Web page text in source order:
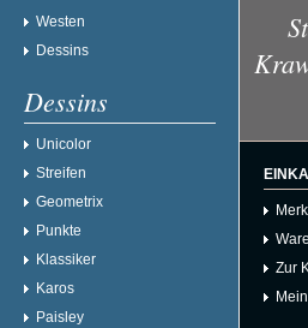
Westen
Dessins
Dessins
Unicolor
Streifen
Geometrix
Punkte
Klassiker
Karos
Paisley
Zur